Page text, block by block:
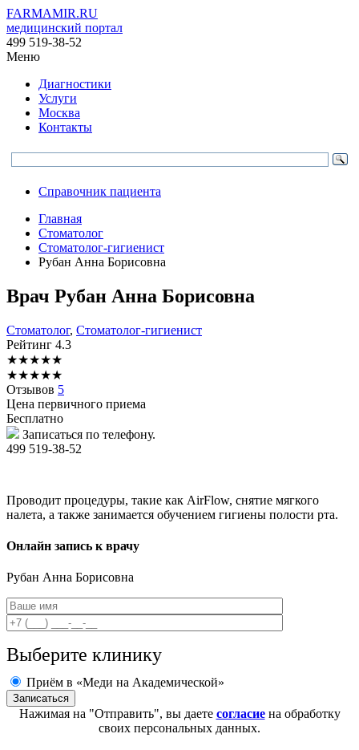
FARMAMIR.RU
медицинский портал
499 519-38-52
Меню
Диагностики
Услуги
Москва
Контакты
Справочник пациента
Главная
Стоматолог
Стоматолог-гигиенист
Рубан Анна Борисовна
Врач Рубан Анна Борисовна
Стоматолог, Стоматолог-гигиенист
Рейтинг 4.3
★★★★★
★★★★★
Отзывов 5
Цена первичного приема
Бесплатно
Записаться по телефону.
499 519-38-52
Проводит процедуры, такие как AirFlow, снятие мягкого
налета, а также занимается обучением гигиены полости рта.
Онлайн запись к врачу
Рубан Анна Борисовна
Выберите клинику
Приём в «Меди на Академической»
Нажимая на "Отправить", вы даете согласиена обработку
своих персональных данных.